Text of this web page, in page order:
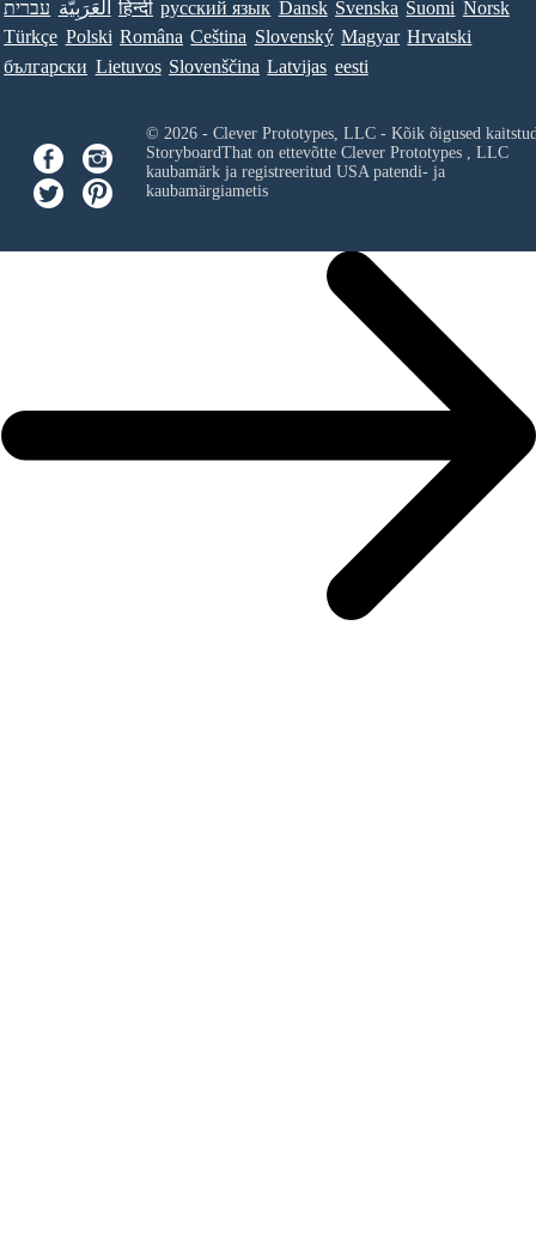
עברית العَرَبِيَّة हिन्दी ру́сский язы́к Dansk Svenska Suomi Norsk
Türkçe Polski Româna Ceština Slovenský Magyar Hrvatski
български Lietuvos Slovenščina Latvijas eesti
© 2026 - Clever Prototypes, LLC - Kõik õigused
StoryboardThat on ettevõtte Clever Prototypes , LLC
kaubamärk ja registreeritud USA patendi- ja
kaubamärgiametis